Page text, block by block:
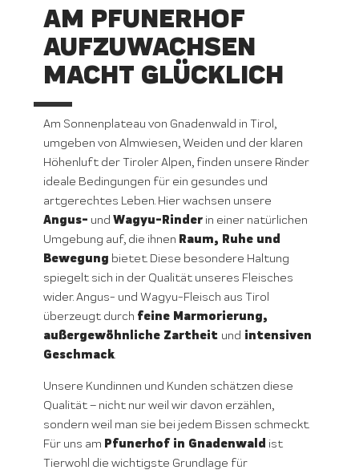
AM PFUNERHOF
AUFZUWACHSEN
MACHT GLÜCKLICH
Am Sonnenplateau von Gnadenwald in Tirol,
umgeben von Almwiesen, Weiden und der klaren
Höhenluft der Tiroler Alpen, finden unsere Rinder
ideale Bedingungen für ein gesundes und
artgerechtes Leben. Hier wachsen unsere
Angus- und Wagyu-Rinderin einer natürlichen
Umgebung auf, die ihnen Raum, Ruhe und
Bewegung bietet. Diese besondere Haltung
spiegelt sich in der Qualität unseres Fleisches
wider. Angus- und Wagyu-Fleisch aus Tirol
überzeugt durch feine Marmorierung,
außergewöhnliche Zartheit und intensiven
Geschmack.
Unsere Kundinnen und Kunden schätzen diese
Qualität – nicht nur weil wir davon erzählen,
sondern weil man sie bei jedem Bissen schmeckt.
Für uns am Pfunerhof in Gnadenwald ist
Tierwohl die wichtigste Grundlage für